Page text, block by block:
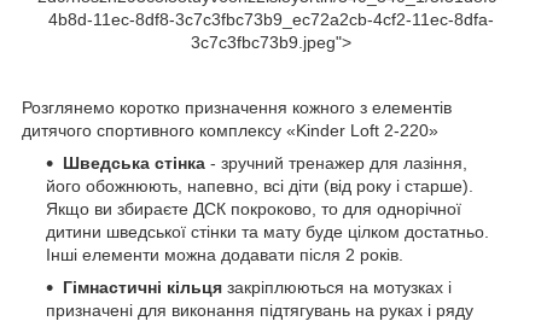
4b8d-11ec-8df8-3c7c3fbc73b9_ec72a2cb-4cf2-11ec-8dfa-
3c7c3fbc73b9.jpeg">
Розглянемо коротко призначення кожного з елементів
дитячого спортивного комплексу «Kinder Loft 2-220»
Шведська стінка - зручний тренажер для лазіння,
його обожнюють, напевно, всі діти (від року і старше).
Якщо ви збираєте ДСК покроково, то для однорічної
дитини шведської стінки та мату буде цілком достатньо.
Інші елементи можна додавати після 2 років.
Гімнастичні кільця закріплюються на мотузках і
призначені для виконання підтягувань на руках і ряду